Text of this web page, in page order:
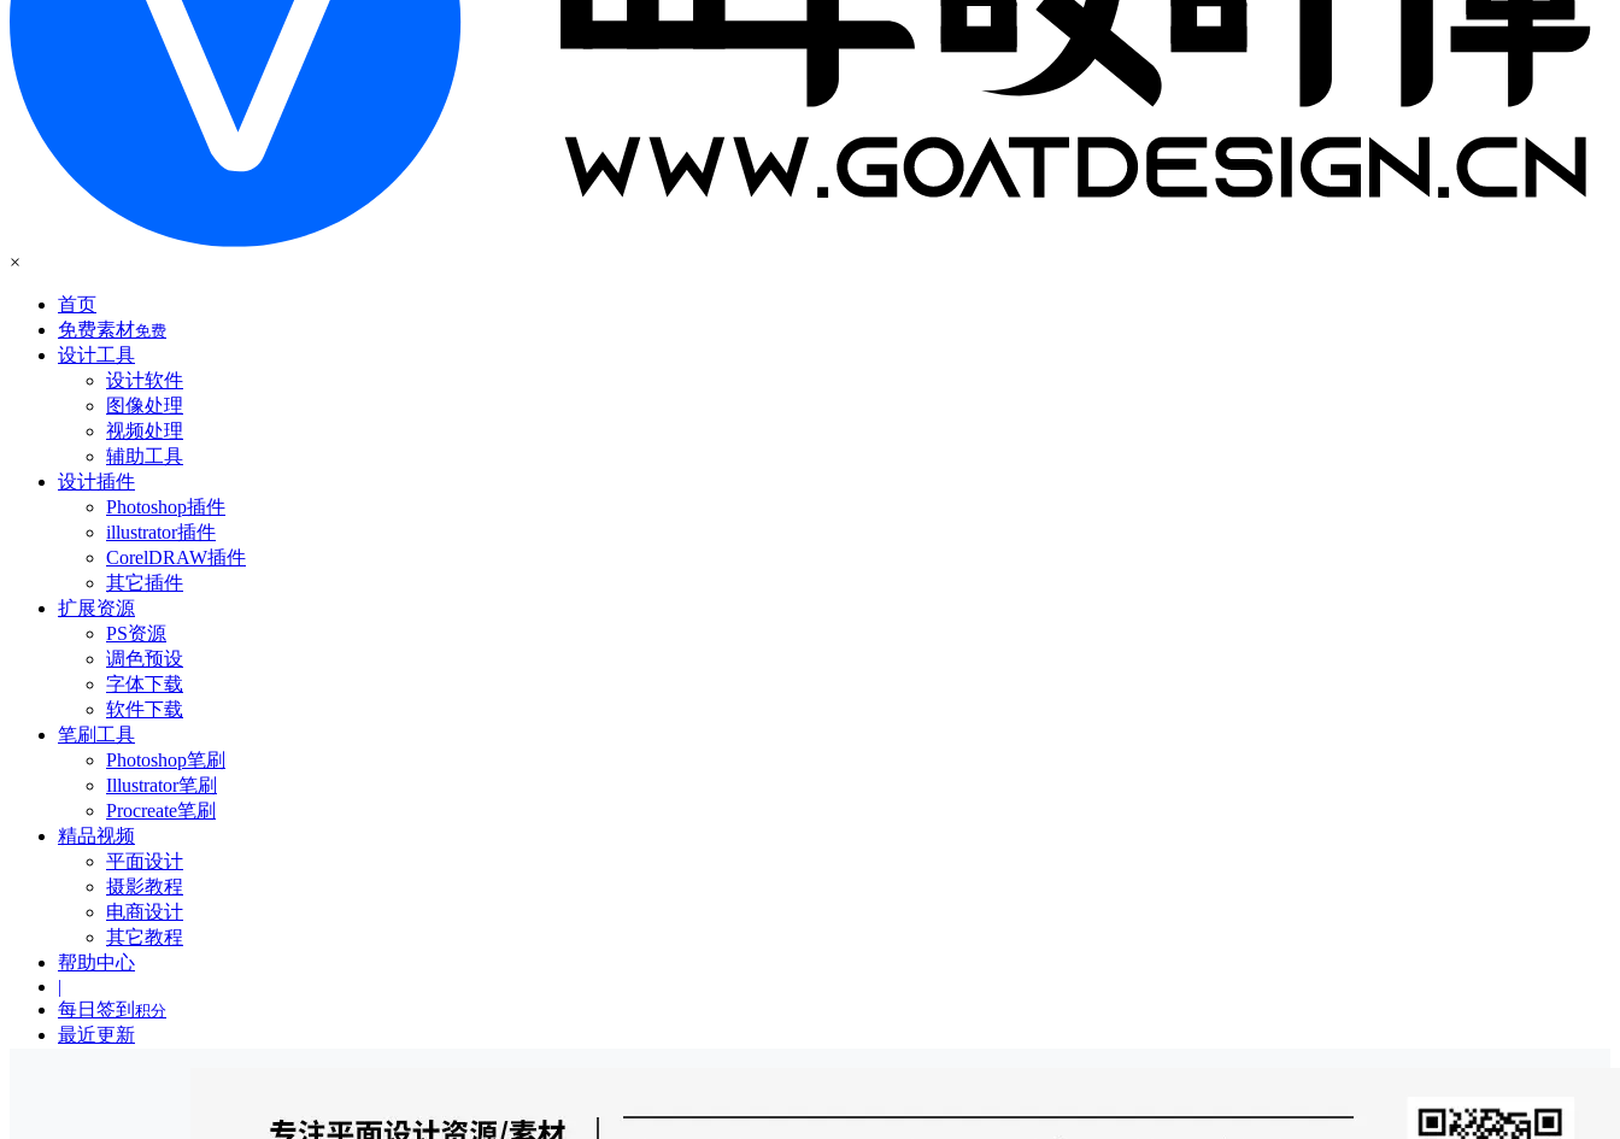
×
首页
免费素材免费
设计工具
设计软件
图像处理
视频处理
辅助工具
设计插件
Photoshop插件
illustrator插件
CorelDRAW插件
其它插件
扩展资源
PS资源
调色预设
字体下载
软件下载
笔刷工具
Photoshop笔刷
Illustrator笔刷
Procreate笔刷
精品视频
平面设计
摄影教程
电商设计
其它教程
帮助中心
|
每日签到 积分
最近更新